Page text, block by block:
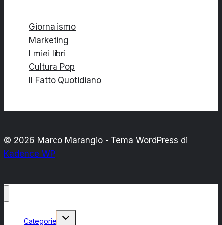
Giornalismo
Marketing
I miei libri
Cultura Pop
Il Fatto Quotidiano
© 2026 Marco Marangio - Tema WordPress di
Kadence WP
Categorie
Alterna
menu